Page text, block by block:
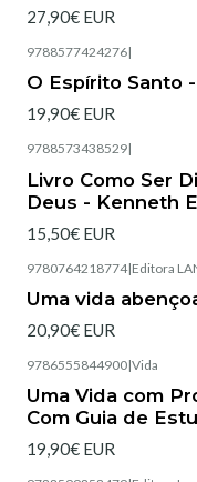
27,90€ EUR
9788577424276|
O Espírito Santo
19,90€ EUR
9788573438529|
Livro Como Ser
Deus - Kenneth
15,50€ EUR
9780764218774|Editora
Uma vida
20,90€ EUR
9786555844900|Vida
Uma Vida com
Com Guia de
19,90€ EUR